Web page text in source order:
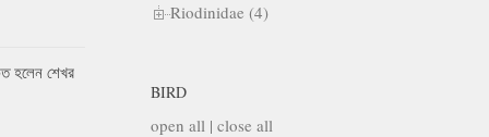
Riodinidae (4)
BIRD
open all | close all
হলেন শেখর